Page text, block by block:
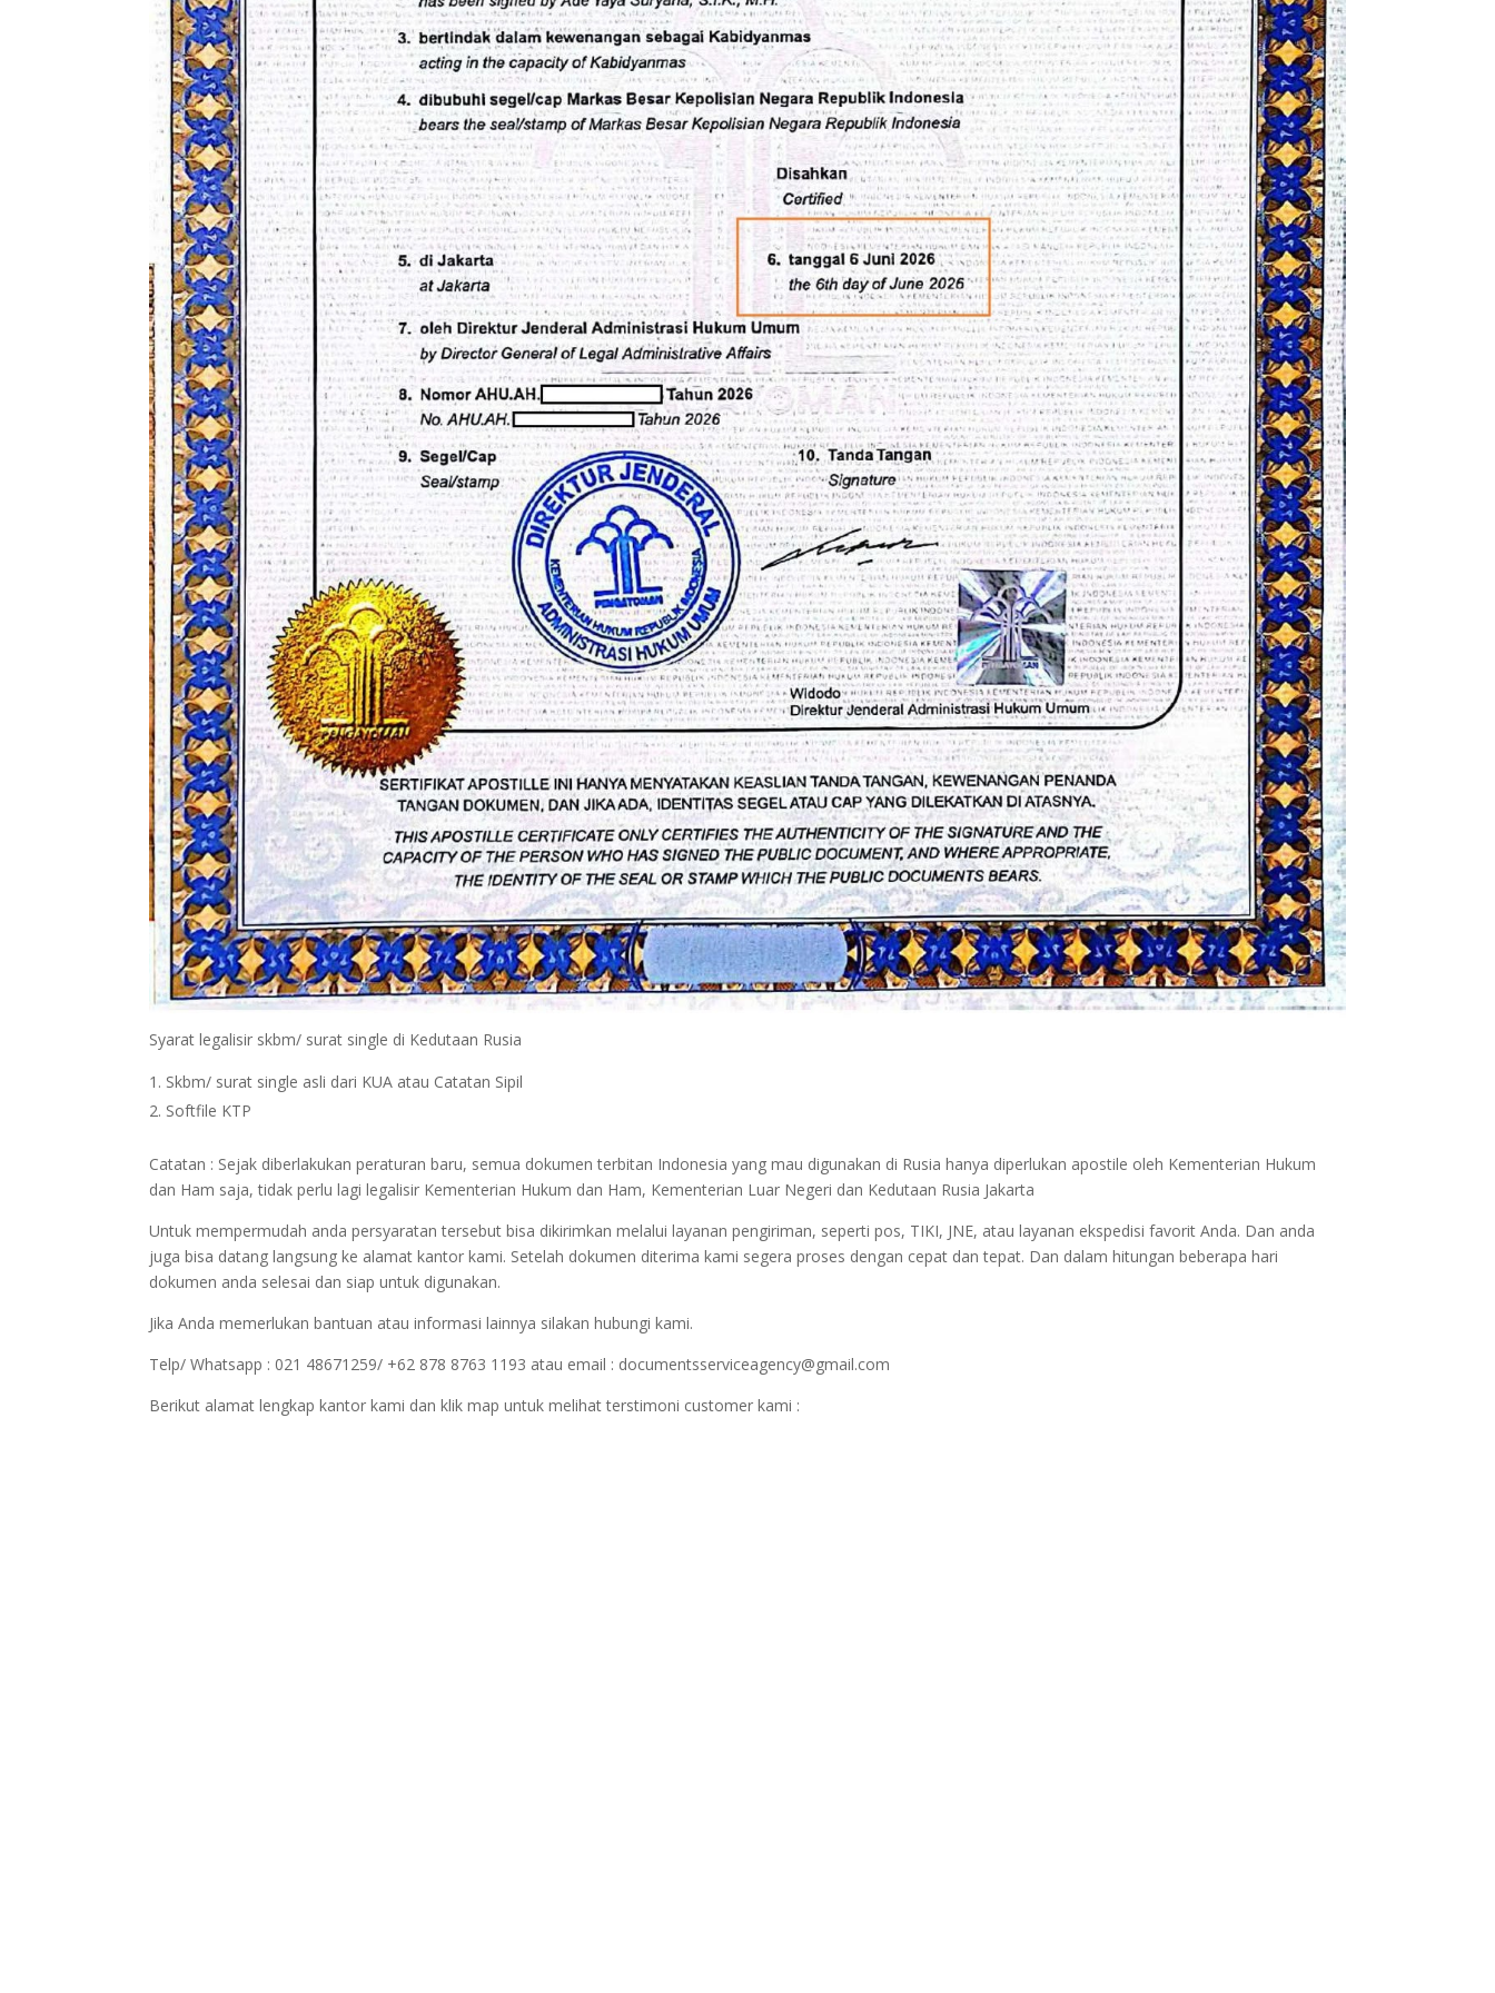
Syarat legalisir skbm/ surat single di Kedutaan Rusia
Skbm/ surat single asli dari KUA atau Catatan Sipil
Softfile KTP
Catatan : Sejak diberlakukan peraturan baru, semua dokumen terbitan Indonesia yang mau digunakan di Rusia hanya diperlukan apostile oleh Kementerian Hukum
dan Ham saja, tidak perlu lagi legalisir Kementerian Hukum dan Ham, Kementerian Luar Negeri dan Kedutaan Rusia Jakarta
Untuk mempermudah anda persyaratan tersebut bisa dikirimkan melalui layanan pengiriman, seperti pos, TIKI, JNE, atau layanan ekspedisi favorit Anda. Dan anda
juga bisa datang langsung ke alamat kantor kami. Setelah dokumen diterima kami segera proses dengan cepat dan tepat. Dan dalam hitungan beberapa hari
dokumen anda selesai dan siap untuk digunakan.
Jika Anda memerlukan bantuan atau informasi lainnya silakan hubungi kami.
Telp/ Whatsapp : 021 48671259/ +62 878 8763 1193 atau email : documentsserviceagency@gmail.com
Berikut alamat lengkap kantor kami dan klik map untuk melihat terstimoni customer kami :